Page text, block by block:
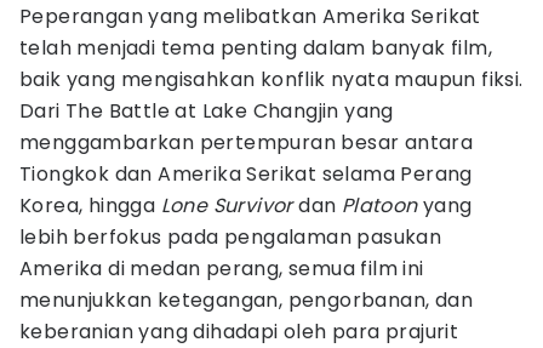
Peperangan yang melibatkan Amerika Serikat
telah menjadi tema penting dalam banyak film,
baik yang mengisahkan konflik nyata maupun fiksi.
Dari The Battle at Lake Changjin yang
menggambarkan pertempuran besar antara
Tiongkok dan Amerika Serikat selama Perang
Korea, hingga Lone Survivordan Platoonyang
lebih berfokus pada pengalaman pasukan
Amerika di medan perang, semua film ini
menunjukkan ketegangan, pengorbanan, dan
keberanian yang dihadapi oleh para prajurit